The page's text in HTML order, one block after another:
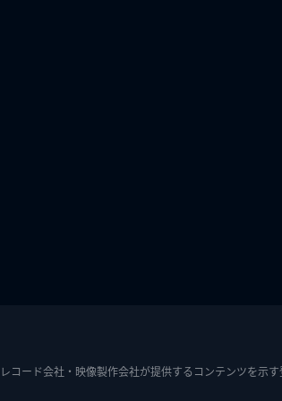
コード会社・映像製作会社が提供するコンテンツを示